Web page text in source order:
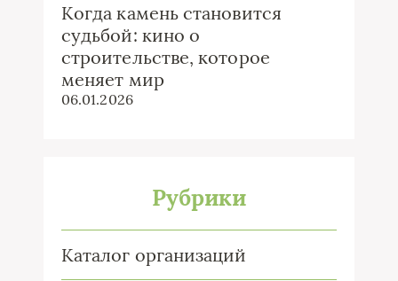
Когда камень становится
судьбой: кино о
строительстве, которое
меняет мир
06.01.2026
Рубрики
Каталог организаций